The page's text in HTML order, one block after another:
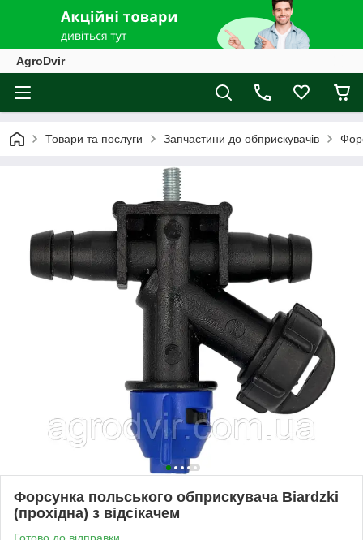
AgroDvir
Товари та послуги Запчастини до обприскувачів
Форсунка польського обприскувача Biardzki
(прохідна) з відсікачем
Готово до відправки